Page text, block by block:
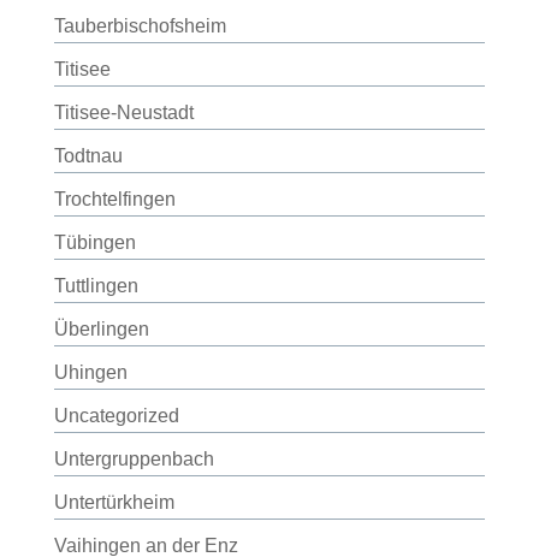
Tauberbischofsheim
Titisee
Titisee-Neustadt
Todtnau
Trochtelfingen
Tübingen
Tuttlingen
Überlingen
Uhingen
Uncategorized
Untergruppenbach
Untertürkheim
Vaihingen an der Enz